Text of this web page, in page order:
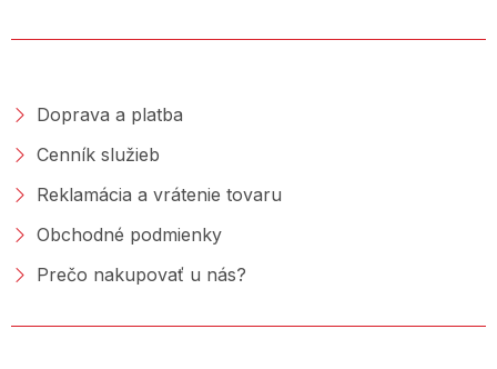
Doprava a platba
Cenník služieb
Reklamácia a vrátenie tovaru
Obchodné podmienky
Prečo nakupovať u nás?